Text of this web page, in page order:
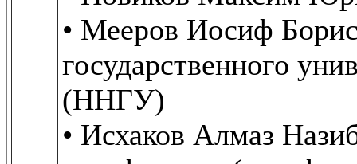
• Мееров Иосиф
государственного
(ННГУ)
• Исхаков Алмаз